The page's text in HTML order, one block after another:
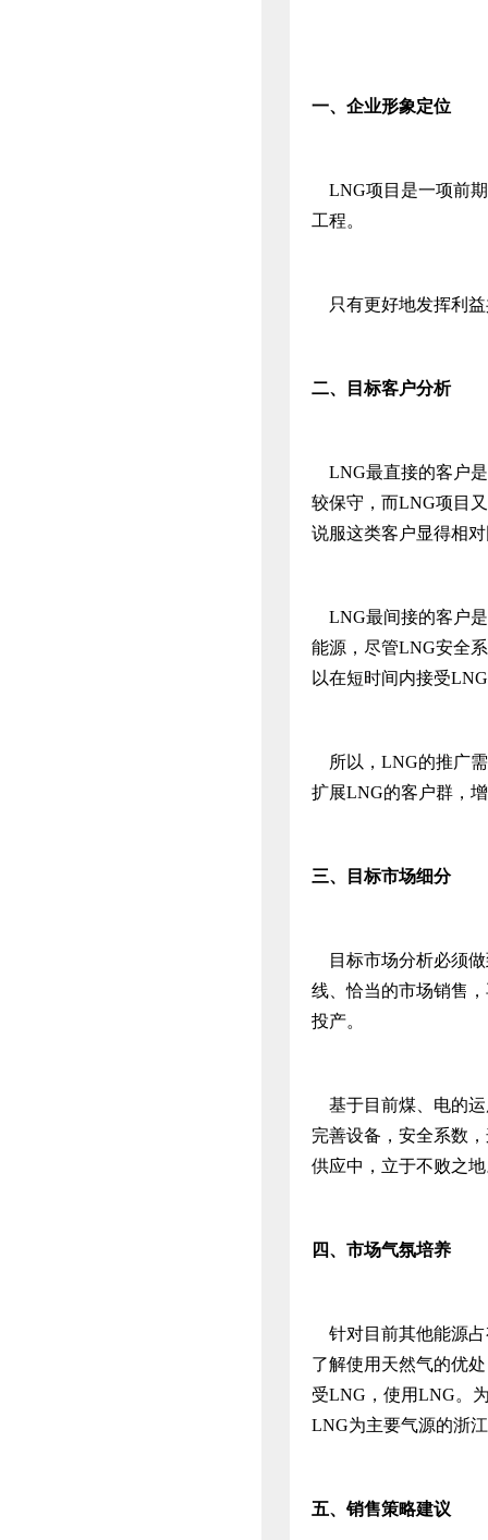
一、 企业形象定位
LNG项目是一项前期
工程。
只有更好地发挥利益
二、 目标客户分析
LNG最直接的客户是
较保守，而LNG项目
说服这类客户显得相
LNG最间接的客户是
能源，尽管LNG安全
以在短时间内接受
所以，LNG的推广需
扩展LNG的客户群，
三、 目标市场细分
目标市场分析必须做
线、恰当的市场销售
投产。
基于目前煤、电的运
完善设备，安全系数
供应中，立于不败之
四、 市场气氛培养
针对目前其他能源占
了解使用天然气的优
受LNG，使用LNG。
LNG为主要气源的浙
五、销售策略建议